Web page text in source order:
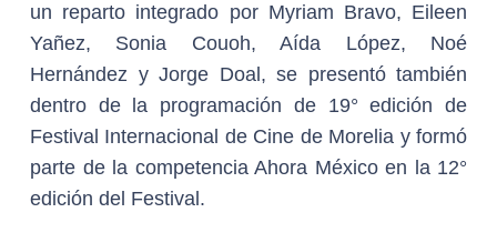
un reparto integrado por Myriam Bravo, Eileen
Yañez, Sonia Couoh, Aída López, Noé
Hernández y Jorge Doal, se presentó también
dentro de la programación de 19° edición de
Festival Internacional de Cine de Morelia y formó
parte de la competencia Ahora México en la 12°
edición del Festival.